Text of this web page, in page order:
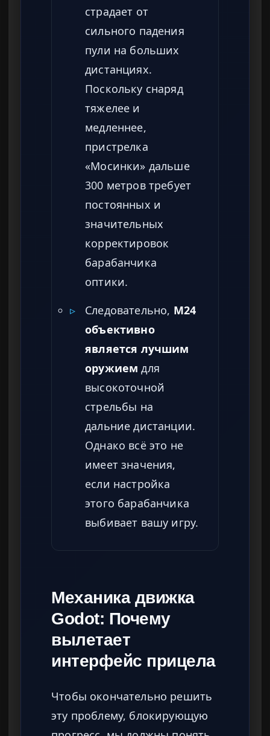
страдает от
сильного падения
пули на больших
дистанциях.
Поскольку снаряд
тяжелее и
медленнее,
пристрелка
«Мосинки» дальше
300 метров требует
постоянных и
значительных
корректировок
барабанчика
оптики.
▹
Следовательно, M24
объективно
является лучшим
оружием для
высокоточной
стрельбы на
дальние дистанции.
Однако всё это не
имеет значения,
если настройка
этого барабанчика
выбивает вашу игру.
Механика движка
Godot: Почему
вылетает
интерфейс прицела
Чтобы окончательно решить
эту проблему, блокирующую